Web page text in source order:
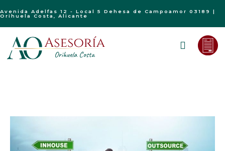
Avenida Adelfas 12 - Local 5 Dehesa de Campoamor 03189 |
Orihuela Costa, Alicante